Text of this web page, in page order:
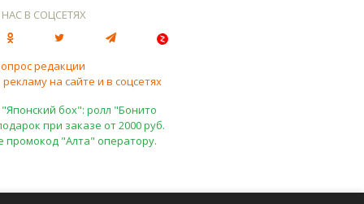
В СОЦСЕТЯХ
редакции
на сайте и в соцсетях
бох": ролл "Бонито
при заказе от 2000 руб.
промокод "Алта" оператору.